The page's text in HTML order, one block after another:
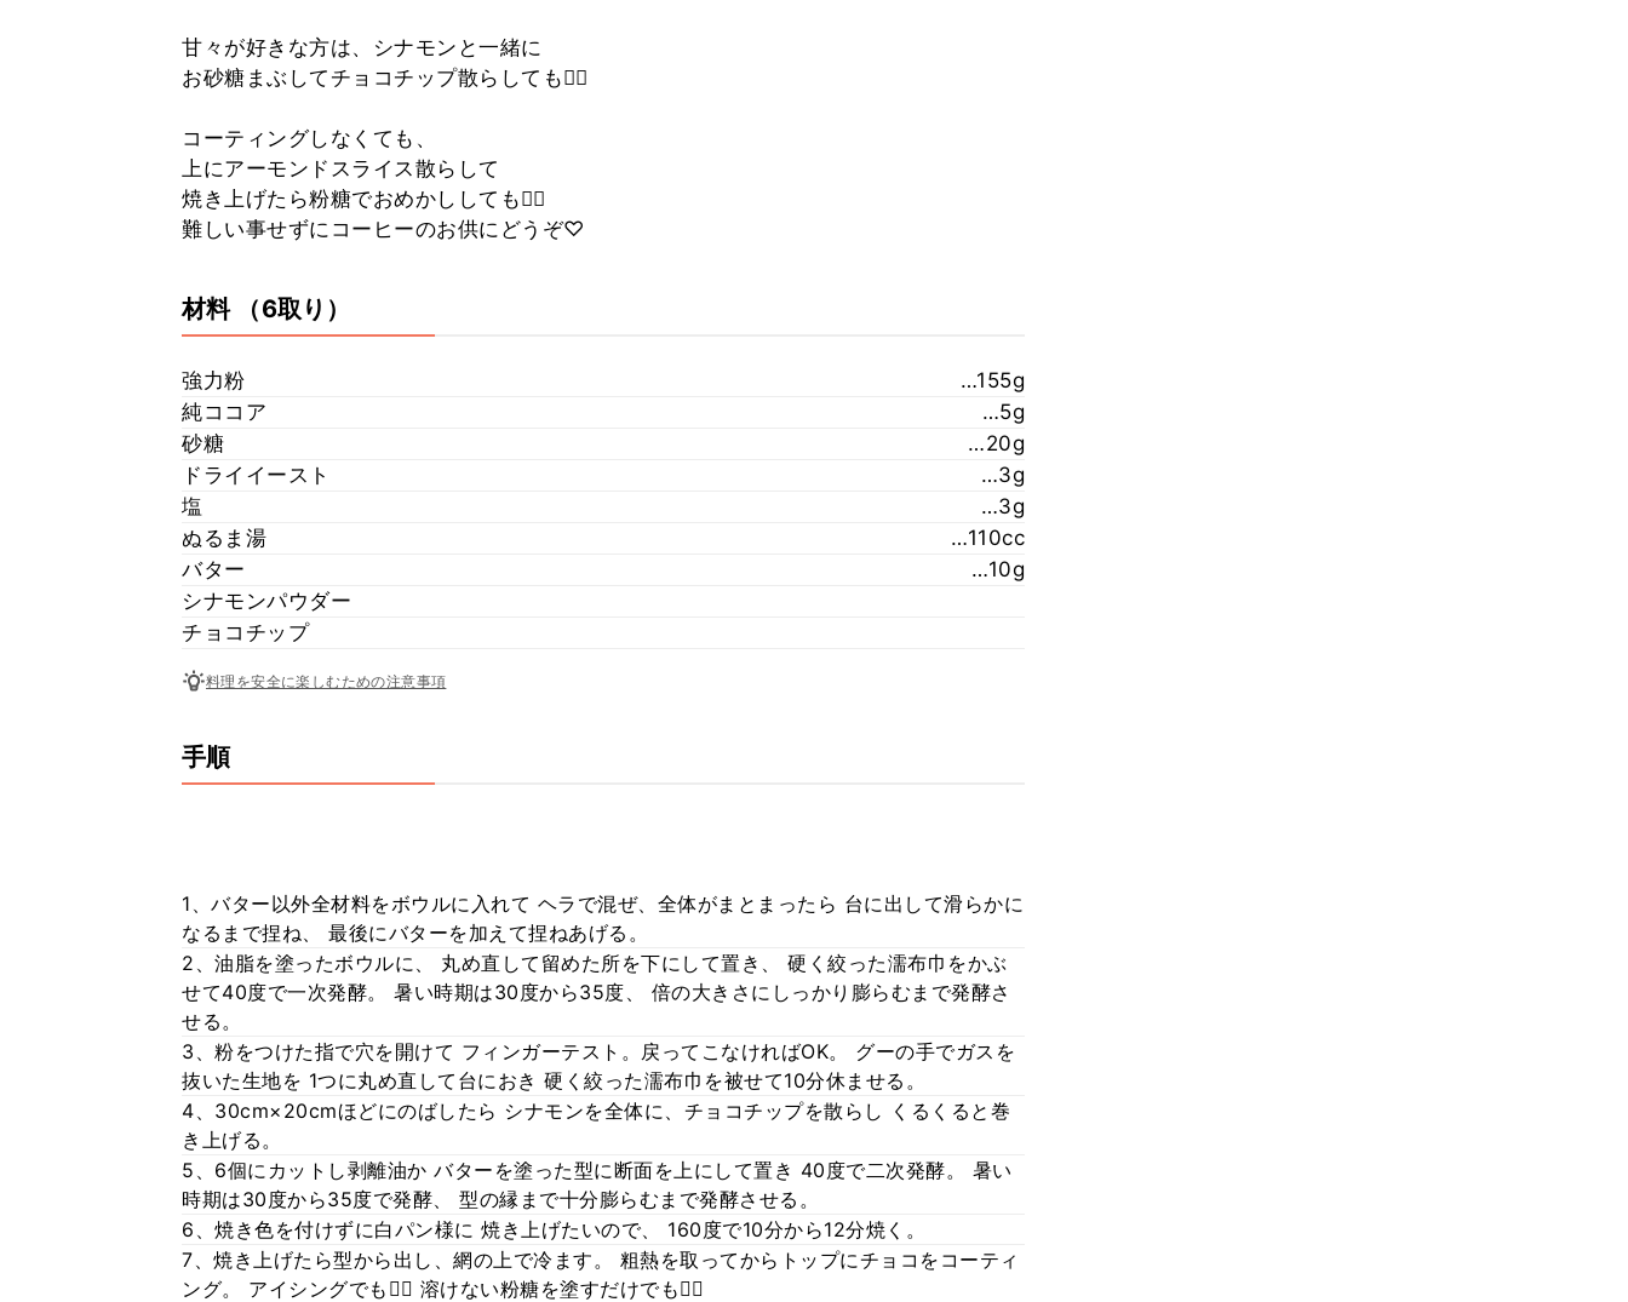
甘々が好きな方は、シナモンと一緒に
お砂糖まぶしてチョコチップ散らしても🙆‍♀️
コーティングしなくても、
上にアーモンドスライス散らして
焼き上げたら粉糖でおめかししても🙆‍♀️
難しい事せずにコーヒーのお供にどうぞ♡
材料 （6取り）
強力粉
…155g
純ココア
…5g
砂糖
…20g
ドライイースト
…3g
塩
…3g
ぬるま湯
…110cc
バター
…10g
シナモンパウダー
チョコチップ
料理を安全に楽しむための注意事項
手順
1、バター以外全材料をボウルに入れて ヘラで混ぜ、全体がまとまったら 台に出して滑らかに
なるまで捏ね、 最後にバターを加えて捏ねあげる。
2、油脂を塗ったボウルに、 丸め直して留めた所を下にして置き、 硬く絞った濡布巾をかぶ
せて40度で一次発酵。 暑い時期は30度から35度、 倍の大きさにしっかり膨らむまで発酵さ
せる。
3、粉をつけた指で穴を開けて フィンガーテスト。戻ってこなければOK。 グーの手でガスを
抜いた生地を 1つに丸め直して台におき 硬く絞った濡布巾を被せて10分休ませる。
4、30cm×20cmほどにのばしたら シナモンを全体に、チョコチップを散らし くるくると巻
き上げる。
5、6個にカットし剥離油か バターを塗った型に断面を上にして置き 40度で二次発酵。 暑い
時期は30度から35度で発酵、 型の縁まで十分膨らむまで発酵させる。
6、焼き色を付けずに白パン様に 焼き上げたいので、 160度で10分から12分焼く。
7、焼き上げたら型から出し、網の上で冷ます。 粗熱を取ってからトップにチョコをコーティ
ング。 アイシングでも🙆‍♀️ 溶けない粉糖を塗すだけでも🙆‍♀️